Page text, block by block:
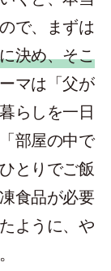
で、まずは
決め、そこ
マは「父が
らしを一日
部屋の中で
とりでご飯
食品が必要
ように、や